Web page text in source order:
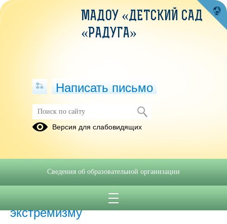
Антитеррористическая безопасность
Противодействие терроризму и
экстремизму
МАДОУ «ДЕТСКИЙ САД
«РАДУГА»
Написать письмо
Версия для слабовидящих
Сведения об образовательной организации